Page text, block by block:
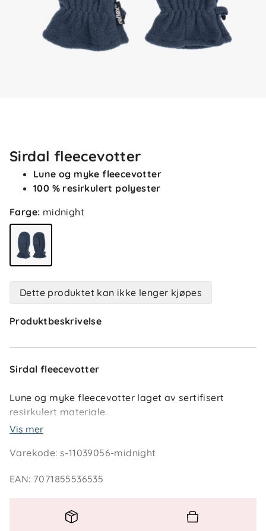
Sirdal fleecevotter
Lune og myke fleecevotter
100 % resirkulert polyester
Farge: midnight
Dette produktet kan ikke lenger kjøpes
Produktbeskrivelse
Sirdal fleecevotter
Lune og myke fleecevotter laget av sertifisert
resirkulert materiale.
Egenskaper og fordeler
Kommer i to fine farger som matcher
Vis mer
Varekode:s-11039056-midnight
EAN: 7071855536535